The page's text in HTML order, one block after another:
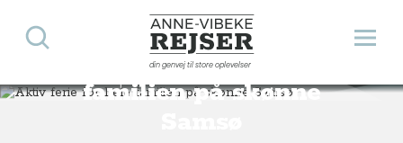
Anne-Vibeke Rejser
din genvej til store oplevelser
Åbn
Søg
Aktiv ferie for hele
familien på skønne
Destinationer Europa Danmark Aktiv ferie for hele familien på skønne Samsø